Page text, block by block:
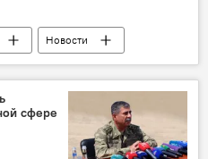
Новости
сфере